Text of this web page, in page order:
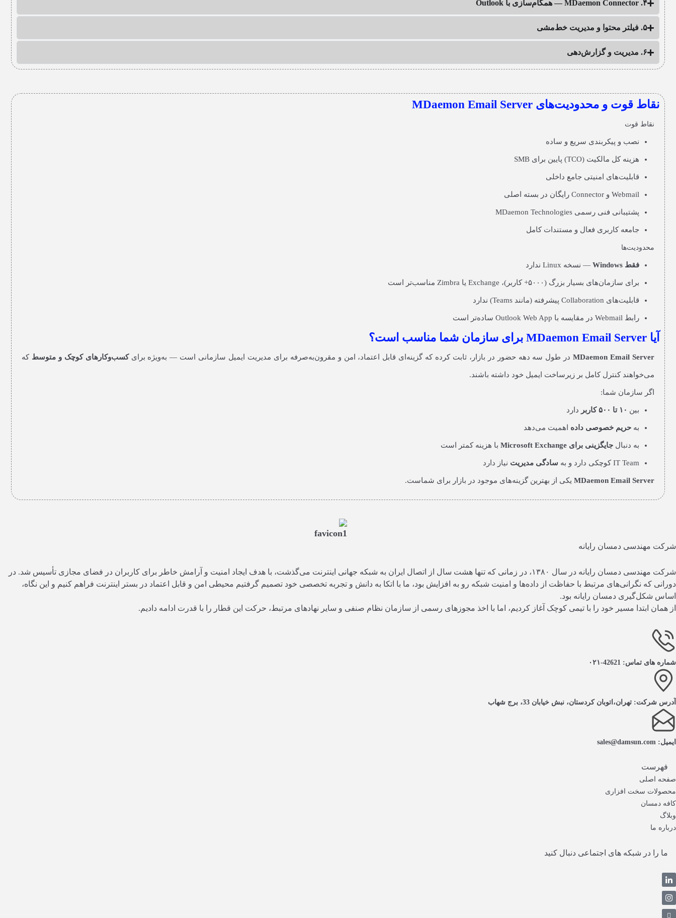
۴. MDaemon Connector — همگام‌سازی با Outlook
۵. فیلتر محتوا و مدیریت خط‌مشی
۶. مدیریت و گزارش‌دهی
نقاط قوت و محدودیت‌های MDaemon Email Server
نقاط قوت
نصب و پیکربندی سریع و ساده
هزینه کل مالکیت (TCO) پایین برای SMB
قابلیت‌های امنیتی جامع داخلی
Webmail و Connector رایگان در بسته اصلی
پشتیبانی فنی رسمی MDaemon Technologies
جامعه کاربری فعال و مستندات کامل
محدودیت‌ها
فقط Windows — نسخه Linux ندارد
برای سازمان‌های بسیار بزرگ (۵۰۰۰+ کاربر)، Exchange یا Zimbra مناسب‌تر است
قابلیت‌های Collaboration پیشرفته (مانند Teams) ندارد
رابط Webmail در مقایسه با Outlook Web App ساده‌تر است
آیا MDaemon Email Server برای سازمان شما مناسب است؟
MDaemon Email Serverدر طول سه دهه حضور در بازار، ثابت کرده که گزینه‌ای قابل اعتماد، امن و مقرون‌به‌صرفه برای مدیریت ایمیل سازمانی است — به‌ویژه برایکسب‌وکارهای کوچک و متوسط که
می‌خواهند کنترل کامل بر زیرساخت ایمیل خود داشته باشند.
اگر سازمان شما:
بین ۱۰ تا ۵۰۰ کاربر دارد
به حریم خصوصی داده اهمیت می‌دهد
به دنبال جایگزینی برای Microsoft Exchange با هزینه کمتر است
IT Team کوچکی دارد و به سادگی مدیریت نیاز دارد
MDaemon Email Server یکی از بهترین گزینه‌های موجود در بازار برای شماست.
شرکت مهندسی دمسان رایانه
شرکت مهندسی دمسان رایانه در سال ۱۳۸۰، در زمانی که تنها هشت سال از اتصال ایران به شبکه جهانی اینترنت می‌گذشت، با هدف ایجاد امنیت و آرامش خاطر برای کاربران در فضای مجازی تأسیس شد. در
دورانی که نگرانی‌های مرتبط با حفاظت از داده‌ها و امنیت شبکه‌ رو به افزایش بود، ما با اتکا به دانش و تجربه تخصصی خود تصمیم گرفتیم محیطی امن و قابل اعتماد در بستر اینترنت فراهم کنیم و این نگاه،
اساس شکل‌گیری دمسان رایانه بود.
از همان ابتدا مسیر خود را با تیمی کوچک آغاز کردیم، اما با اخذ مجوزهای رسمی از سازمان نظام صنفی و سایر نهادهای مرتبط، حرکت این قطار را با قدرت ادامه دادیم.
شماره های تماس: 42621-۰۲۱
آدرس شرکت: تهران،اتوبان کردستان، نبش خیابان 33، برج شهاب
ایمیل: sales@damsun.com
فهرست
صفحه اصلی
محصولات سخت افزاری
کافه دمسان
وبلاگ
درباره ما
ما را در شبکه های اجتماعی دنبال کنید